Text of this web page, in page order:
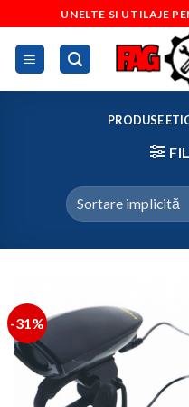
to
content
UNELTE SI UTILAJE
PRODUSE
-31%